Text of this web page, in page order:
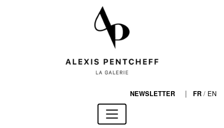
NEWSLETTER | FR / EN